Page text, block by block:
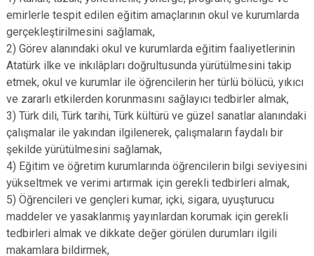
emirlerle tespit edilen eğitim amaçlarının okul ve kurumlarda
gerçekleştirilmesini sağlamak,
2) Görev alanındaki okul ve kurumlarda eğitim faaliyetlerinin
Atatürk ilke ve inkılâpları doğrultusunda yürütülmesini takip
etmek, okul ve kurumlar ile öğrencilerin her türlü bölücü, yıkıcı
ve zararlı etkilerden korunmasını sağlayıcı tedbirler almak,
3) Türk dili, Türk tarihi, Türk kültürü ve güzel sanatlar alanındaki
çalışmalar ile yakından ilgilenerek, çalışmaların faydalı bir
şekilde yürütülmesini sağlamak,
4) Eğitim ve öğretim kurumlarında öğrencilerin bilgi seviyesini
yükseltmek ve verimi artırmak için gerekli tedbirleri almak,
5) Öğrencileri ve gençleri kumar, içki, sigara, uyuşturucu
maddeler ve yasaklanmış yayınlardan korumak için gerekli
tedbirleri almak ve dikkate değer görülen durumları ilgili
makamlara bildirmek,